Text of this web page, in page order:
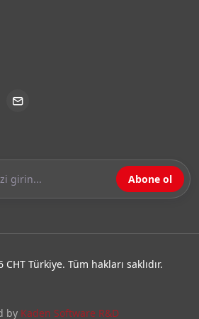
Abone ol
by Kaden Software R&D
Türkiye. Tüm hakları saklıdır.